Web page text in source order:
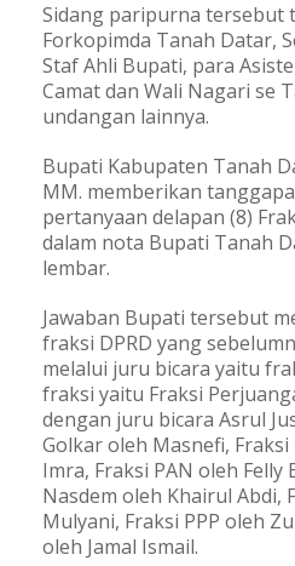
Sidang paripurna tersebut
Forkopimda Tanah Datar,
Staf Ahli Bupati, para
Camat dan Wali Nagari se
undangan lainnya.
Bupati Kabupaten Tanah
MM. memberikan
pertanyaan delapan (8)
dalam nota Bupati Tanah
lembar.
Jawaban Bupati tersebut
fraksi DPRD yang
melalui juru bicara yaitu
fraksi yaitu Fraksi
dengan juru bicara Asrul
Golkar oleh Masnefi,
Imra, Fraksi PAN oleh Felly
Nasdem oleh Khairul Abdi,
Mulyani, Fraksi PPP oleh
oleh Jamal Ismail.